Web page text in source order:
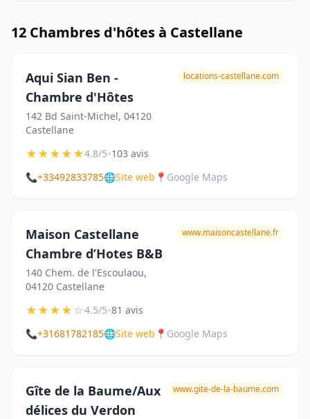
12 Chambres d'hôtes à Castellane
Aqui Sian Ben -
Chambre d'Hôtes
142 Bd Saint-Michel, 04120
Castellane
locations-castellane.com
★★★★★4.8/5•103 avis
📞+33492833785🌐Site web 📍 Google Maps
Maison Castellane
Chambre d’Hotes B&B
140 Chem. de l'Escoulaou,
04120 Castellane
www.maisoncastellane.fr
★★★★☆4.5/5•81 avis
📞+31681782185🌐Site web 📍 Google Maps
Gîte de la Baume/Aux
délices du Verdon
www.gite-de-la-baume.com